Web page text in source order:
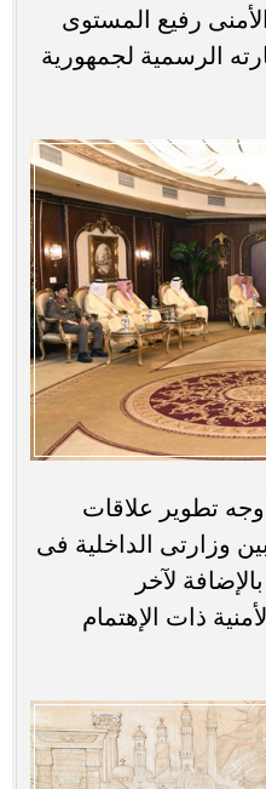
رفيع المستوى
الرسمية لجمهورية
تطوير علاقات
وزارتى الداخلية فى
لآخر
ذات الإهتمام